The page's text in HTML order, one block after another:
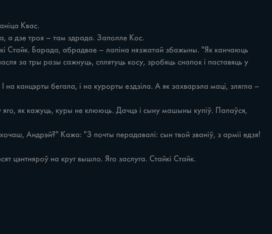
Квас.
за тры разы сажнуць, сплятуць косу, зробяць снапок і паставяць у